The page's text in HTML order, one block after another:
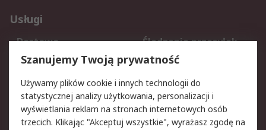
Usługi
Dostawa
Śledzenie przesyłek
Reklamacje i zwroty
Rejestracja
Aspekty prawne
Bezpieczeństwo e- Polityka dotycząca
Szanujemy Twoją prywatność
Używamy plików cookie i innych technologii do
statystycznej analizy użytkowania, personalizacji i
wyświetlania reklam na stronach internetowych osób
trzecich. Klikając "Akceptuj wszystkie", wyrażasz zgodę na